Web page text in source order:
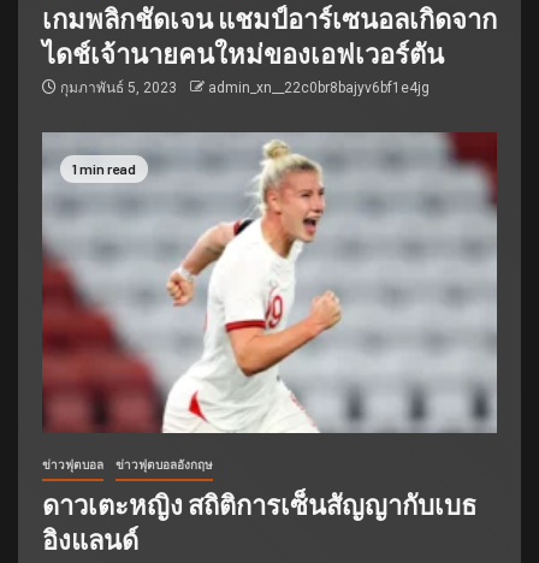
เกมพลิกชัดเจน แชมป์อาร์เซนอลเกิดจาก
ไดช์เจ้านายคนใหม่ของเอฟเวอร์ตัน
กุมภาพันธ์ 5, 2023 admin_xn__22c0br8bajyv6bf1e4jg
1 min read
ข่าวฟุตบอล ข่าวฟุตบอลอังกฤษ
ดาวเตะหญิง สถิติการเซ็นสัญญากับเบธ
อิงแลนด์